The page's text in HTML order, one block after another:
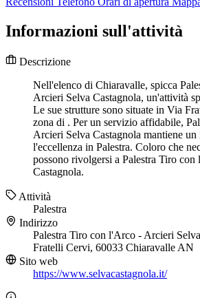
Informazioni sull'attività
Descrizione
Nell'elenco di Chiaravalle, spicca
Arcieri Selva Castagnola, un'attività
Le sue strutture sono situate in Via
zona di . Per un servizio affidabile,
Arcieri Selva Castagnola mantiene
l'eccellenza in Palestra. Coloro che
possono rivolgersi a Palestra Tiro
Castagnola.
Attività
Palestra
Indirizzo
Palestra Tiro con l'Arco - Arcieri
Fratelli Cervi, 60033 Chiaravalle AN
Sito web
https://www.selvacastagnola.it/